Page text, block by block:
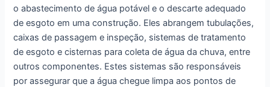
o abastecimento de água potável e o descarte adequado
de esgoto em uma construção. Eles abrangem tubulações,
caixas de passagem e inspeção, sistemas de tratamento
de esgoto e cisternas para coleta de água da chuva, entre
outros componentes. Estes sistemas são responsáveis
por assegurar que a água chegue limpa aos pontos de